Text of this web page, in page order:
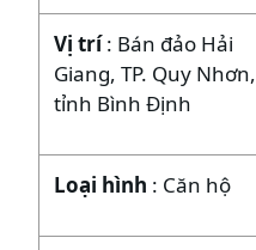
Vị trí: Bán đảo Hải
Giang, TP. Quy Nhơn,
tỉnh Bình Định
Loại hình : Căn hộ